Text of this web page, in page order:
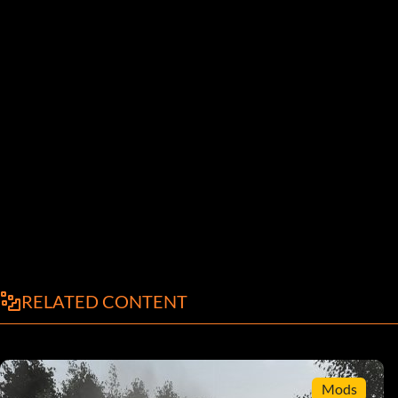
RELATED CONTENT
Mods